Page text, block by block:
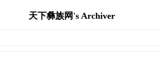
天下彝族网's Archiver